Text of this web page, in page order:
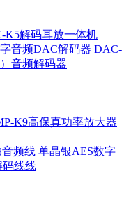
K5解码耳放一体机
音频DAC解码器 DAC-
音频解码器
K9高保真功率放大器
频线 单晶银AES数字
码线线